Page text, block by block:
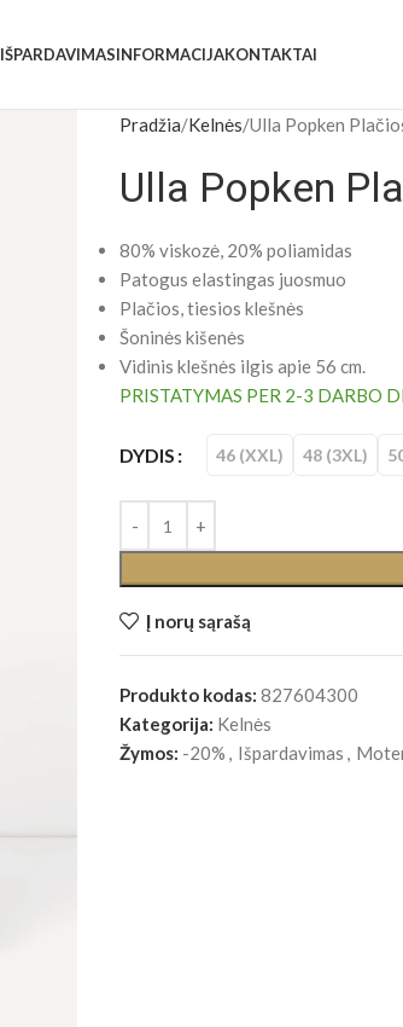
IŠPARDAVIMASINFORMACIJAKONTAKTAI
Pradžia Kelnės Ulla Popken
Ulla Popken
80% viskozė, 20% poliamidas
Patogus elastingas juosmuo
Plačios, tiesios klešnės
Šoninės kišenės
Vidinis klešnės ilgis apie 56 cm.
PRISTATYMAS PER 2-3 DARBO
DYDIS 46 (XXL) 48 (3XL)
Į norų sąrašą
Produkto kodas: 827604300
Kategorija: Kelnės
Žymos: -20% , Išpardavimas ,